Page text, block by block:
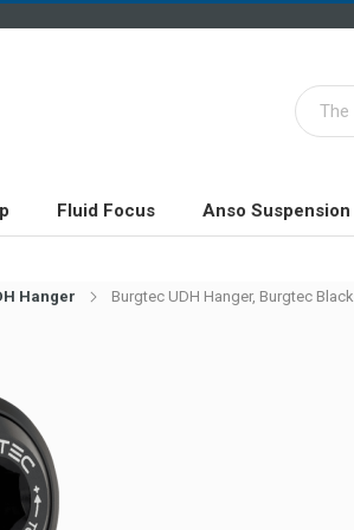
Fluid Focus Anso Suspension
Hanger Burgtec UDH Hanger, Burgtec Black